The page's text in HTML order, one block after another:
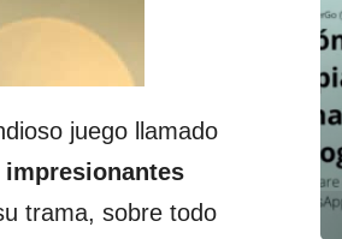
juego llamado
impresionantes
trama, sobre todo